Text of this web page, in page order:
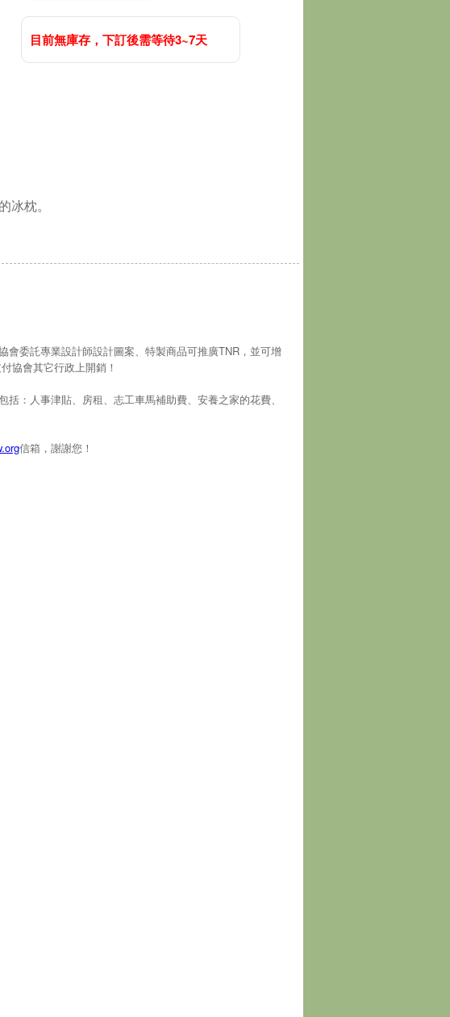
目前無庫存，下訂後需等待3~7天
冰枕。
委託專業設計師設計圖案、特製商品可推廣TNR，並可增
協會其它行政上開銷！
：人事津貼、房租、志工車馬補助費、安養之家的花費、
信箱，謝謝您！